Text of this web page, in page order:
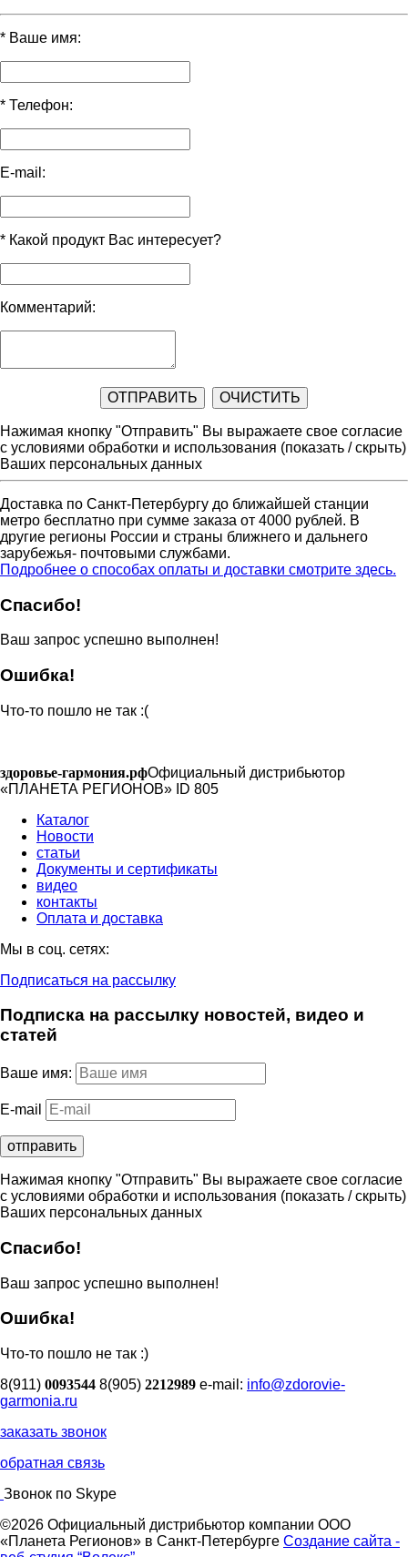
* Ваше имя:
* Телефон:
E-mail:
* Какой продукт Вас интересует?
Комментарий:
Нажимая кнопку "Отправить" Вы выражаете свое согласие
с условиями обработки и использования (показать / скрыть)
Ваших персональных данных
Доставка по Санкт-Петербургу до ближайшей станции
метро бесплатно при сумме заказа от 4000 рублей. В
другие регионы России и страны ближнего и дальнего
зарубежья- почтовыми службами.
Подробнее о способах оплаты и доставки смотрите здесь.
Спасибо!
Ваш запрос успешно выполнен!
Ошибка!
Что-то пошло не так :(
здоровье-гармония.рфОфициальный дистрибьютор
«ПЛАНЕТА РЕГИОНОВ» ID 805
Каталог
Новости
статьи
Документы и сертификаты
видео
контакты
Оплата и доставка
Мы в соц. сетях:
Подписаться на рассылку
Подписка на рассылку новостей, видео и
статей
Ваше имя:
E-mail
Нажимая кнопку "Отправить" Вы выражаете свое согласие
с условиями обработки и использования (показать / скрыть)
Ваших персональных данных
Спасибо!
Ваш запрос успешно выполнен!
Ошибка!
Что-то пошло не так :)
8(911) 0093544 8(905) 2212989 e-mail: info@zdorovie-
garmonia.ru
заказать звонок
обратная связь
Звонок по Skype
©2026 Официальный дистрибьютор компании ООО
«Планета Регионов» в Санкт-Петербурге Создание сайта -